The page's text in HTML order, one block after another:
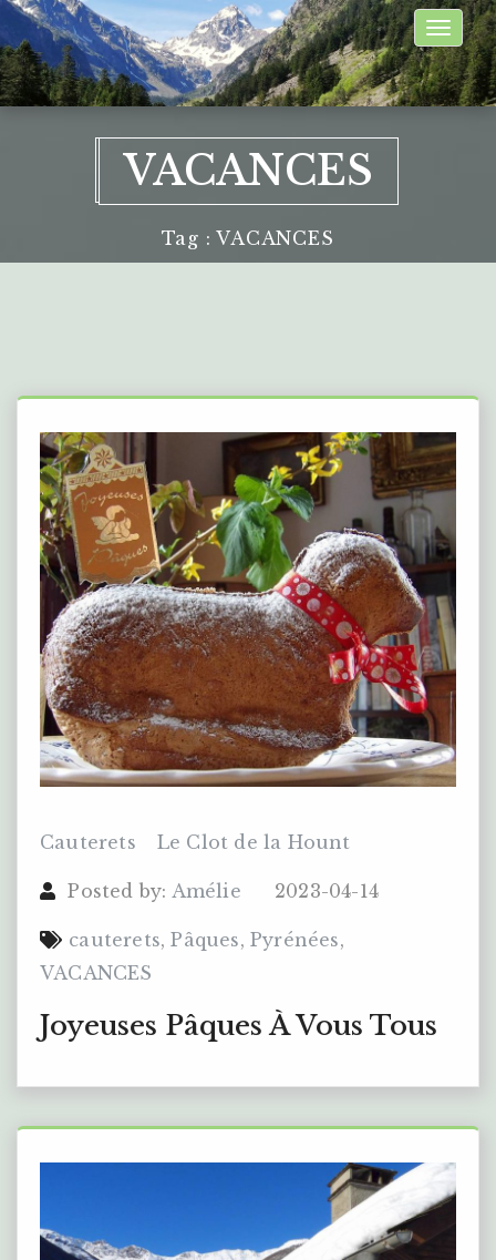
Toggle
VACANCES
Tag : VACANCES
Cauterets Le Clot de la Hount
Posted by: Amélie 2023-04-14
cauterets,Pâques,Pyrénées,
VACANCES
Joyeuses Pâques À Vous Tous